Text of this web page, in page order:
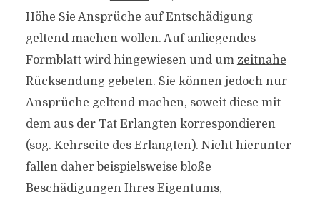
Höhe Sie Ansprüche auf Entschädigung
geltend machen wollen. Auf anliegendes
Formblatt wird hingewiesen und um zeitnahe
Rücksendung gebeten. Sie können jedoch nur
Ansprüche geltend machen, soweit diese mit
dem aus der Tat Erlangten korrespondieren
(sog. Kehrseite des Erlangten). Nicht hierunter
fallen daher beispielsweise bloße
Beschädigungen Ihres Eigentums,